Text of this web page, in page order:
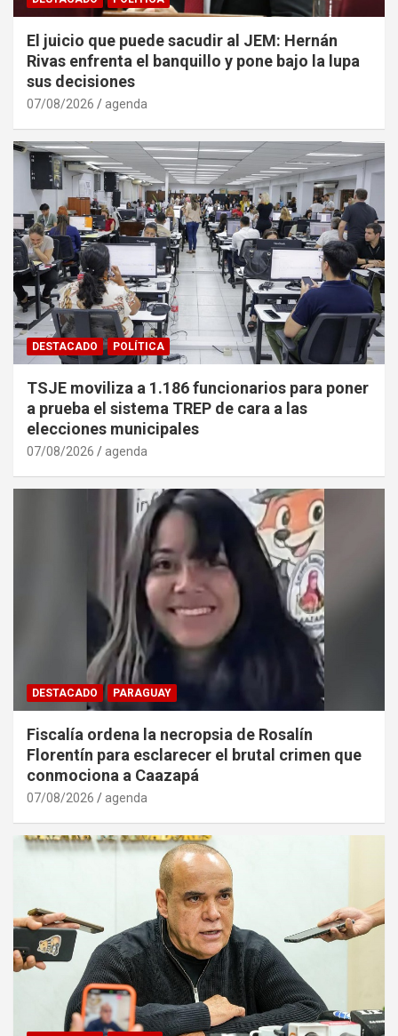
El juicio que puede sacudir al JEM: Hernán
Rivas enfrenta el banquillo y pone bajo la lupa
sus decisiones
07/08/2026 agenda
DESTACADO POLÍTICA
TSJE moviliza a 1.186 funcionarios para poner
a prueba el sistema TREP de cara a las
elecciones municipales
07/08/2026 agenda
DESTACADO PARAGUAY
Fiscalía ordena la necropsia de Rosalín
Florentín para esclarecer el brutal crimen que
conmociona a Caazapá
07/08/2026 agenda